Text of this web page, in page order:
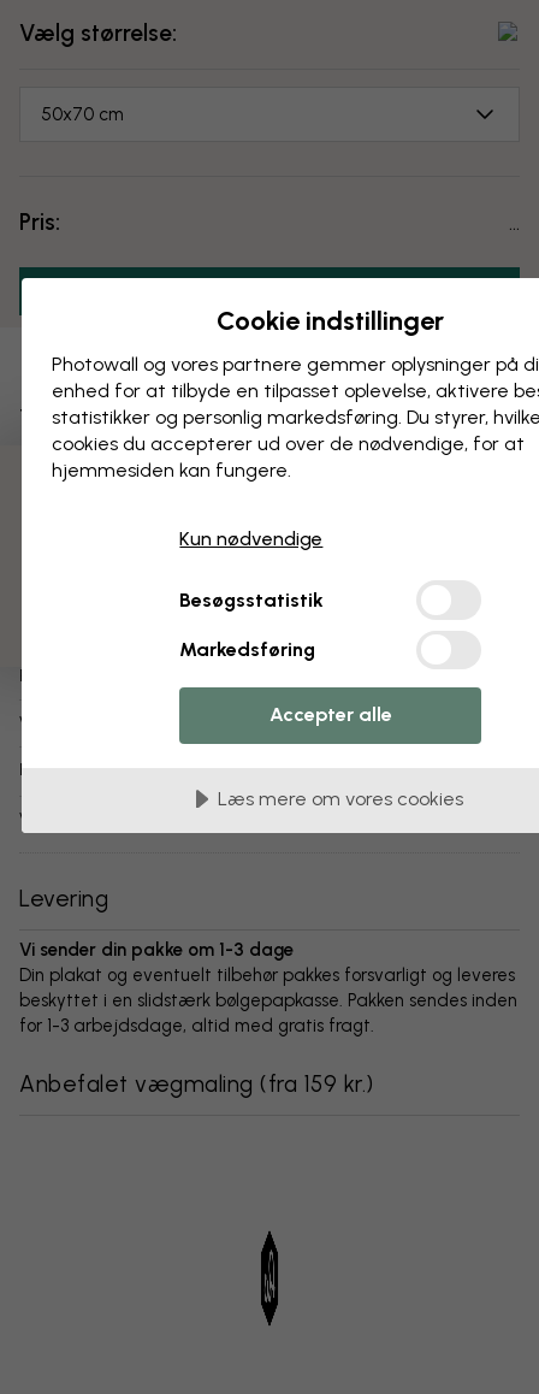
Vælg størrelse:
50x70 cm
Pris: ...
Tilføj til favoritter
The Art of Shadows - Dove
Om produktet:
WA Collection
billede på lærred
info: Læs mere om vores plakater
Levering
Vi sender din pakke om 1-3 dage
Din plakat og eventuelt tilbehør pakkes forsvarligt og leveres
beskyttet i en slidstærk bølgepapkasse. Pakken sendes inden
for 1-3 arbejdsdage, altid med gratis fragt.
Anbefalet vægmaling (fra 159 kr.)
Cookie indstillinger
Photowall og vores partnere gemmer oplysninger på
enhed for at tilbyde en tilpasset oplevelse, aktivere
statistikker og personlig markedsføring. Du styrer,
cookies du accepterer ud over de nødvendige, for at
hjemmesiden kan fungere.
Kun nødvendige
Besøgsstatistik
Markedsføring
Accepter alle
Læs mere om vores cookies